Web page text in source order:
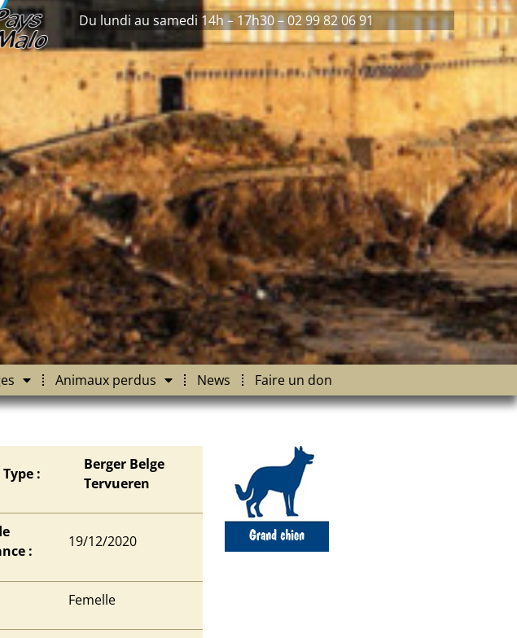
Du lundi au samedi 14h – 17h30 – 02 99 82 06 91
Animaux perdus News Faire un don
:
Berger Belge
Tervueren
:
19/12/2020
Femelle